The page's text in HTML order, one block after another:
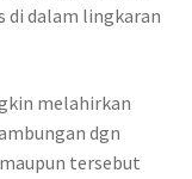
di dalam lingkaran
melahirkan
dgn
tersebut